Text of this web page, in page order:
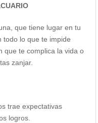
que tiene lugar en tu
todo lo que te impide
que te complica la vida o
zanjar.
trae expectativas
logros.